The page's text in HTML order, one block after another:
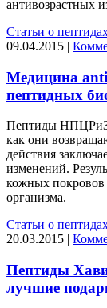
антивозрастных
Статьи о
09.04.2015 |
Медицина
пептидных
Пептиды НПЦРиЗ
как они
действия
изменений.
кожных покровов
организма.
Статьи о
20.03.2015
Пептиды
лучшие